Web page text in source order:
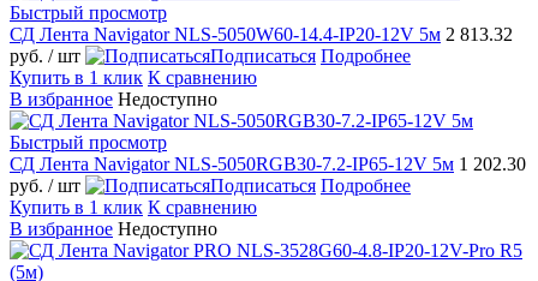
Быстрый просмотр
СД Лента Navigator NLS-5050W60-14.4-IP20-12V 5м 2 813.32
руб. / шт Подписаться Подробнее
Купить в 1 клик К сравнению
В избранное Недоступно
Быстрый просмотр
СД Лента Navigator NLS-5050RGB30-7.2-IP65-12V 5м 1 202.30
руб. / шт Подписаться Подробнее
Купить в 1 клик К сравнению
В избранное Недоступно